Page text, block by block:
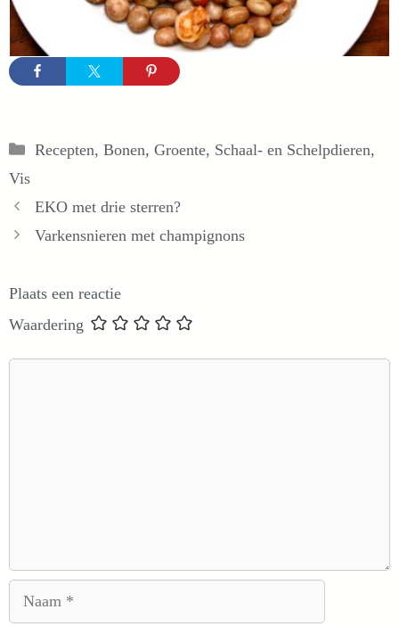
Categorieën
Recepten, Bonen, Groente, Schaal- en Schelpdieren,
Vis
EKO met drie sterren?
Varkensnieren met champignons
Plaats een reactie
Waardering